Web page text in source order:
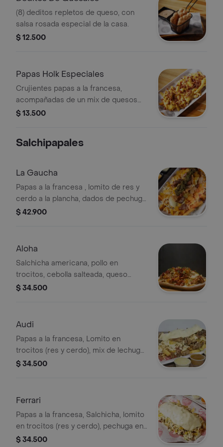
(8) deditos repletos de queso, con
salsa rosada especial de la casa.
$ 12.500
Papas Holk Especiales
Crujientes papas a la francesa,
acompañadas de un mix de quesos
cheddar y mozarella, coronado con
$ 13.500
Salchipapales
La Gaucha
Papas a la francesa , lomito de res y
cerdo a la plancha, dados de pechuga
al grill, mix de embutidos (salchichón
en cubos, nuestra salsa gordales,
nuestro chimichurri tradicional
argentino.
$ 42.900
Aloha
Salchicha americana, pollo en
trocitos, cebolla salteada, queso
costeño, chongo, queso gratinado,
mix de lechuga, papa chongo, queso
artesanal y salsa Gordales.
$ 34.500
Audi
Papas a la francesa, Lomito en
trocitos (res y cerdo), mix de lechuga,
papa chongo, queso costeño,
$ 34.500
Ferrari
Papas a la francesa, Salchicha, lomito
en trocitos (res y cerdo), pechuga en
trocitos, chorizo, butifarra, mix de
$ 34.500